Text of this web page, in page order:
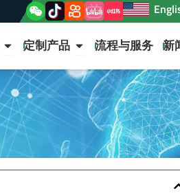
Open 蘑菇原料
定制产品 Open 定制产品
流程与服务 新